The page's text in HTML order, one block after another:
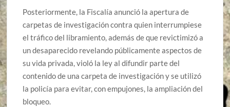
Posteriormente, la Fiscalía anunció la apertura de
carpetas de investigación contra quien interrumpiese
el tráfico del libramiento, además de que revictimizó a
un desaparecido revelando públicamente aspectos de
su vida privada, violó la ley al difundir parte del
contenido de una carpeta de investigación y se utilizó
la policía para evitar, con empujones, la ampliación del
bloqueo.